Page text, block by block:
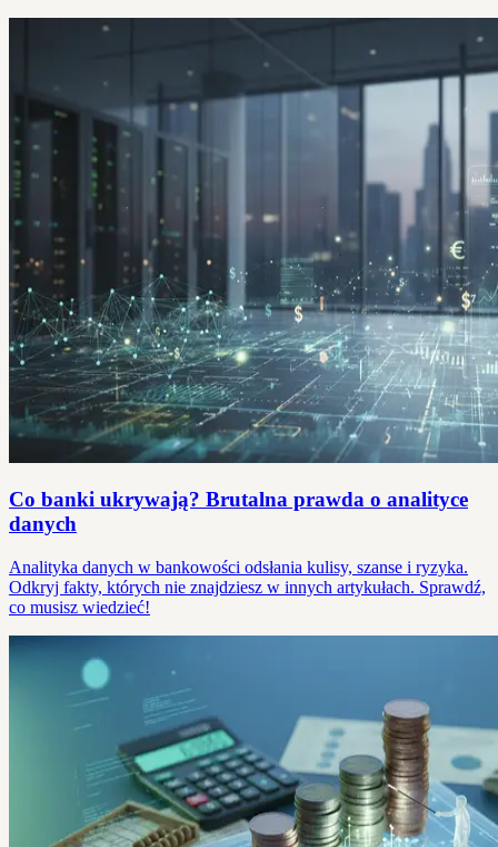
Co banki ukrywają? Brutalna prawda o analityce
danych
Analityka danych w bankowości odsłania kulisy, szanse i ryzyka.
Odkryj fakty, których nie znajdziesz w innych artykułach. Sprawdź,
co musisz wiedzieć!